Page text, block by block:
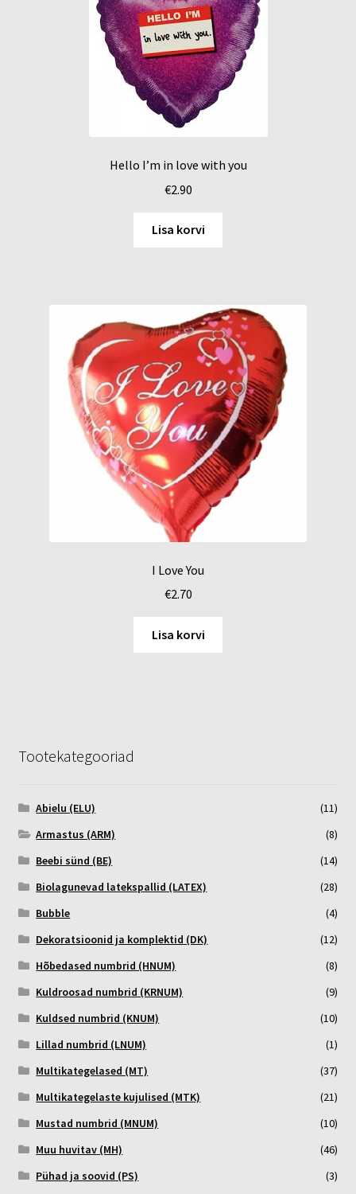
Hello I’m in love with you
€2.90
Lisa korvi
I Love You
€2.70
Lisa korvi
Tootekategooriad
Abielu (ELU)
(11)
Armastus (ARM)
(8)
Beebi sünd (BE)
(14)
Biolagunevad latekspallid (LATEX)
(28)
Bubble
(4)
Dekoratsioonid ja komplektid (DK)
(12)
Hõbedased numbrid (HNUM)
(8)
Kuldroosad numbrid (KRNUM)
(9)
Kuldsed numbrid (KNUM)
(10)
Lillad numbrid (LNUM)
(1)
Multikategelased (MT)
(37)
Multikategelaste kujulised (MTK)
(21)
Mustad numbrid (MNUM)
(10)
Muu huvitav (MH)
(46)
Pühad ja soovid (PS)
(3)